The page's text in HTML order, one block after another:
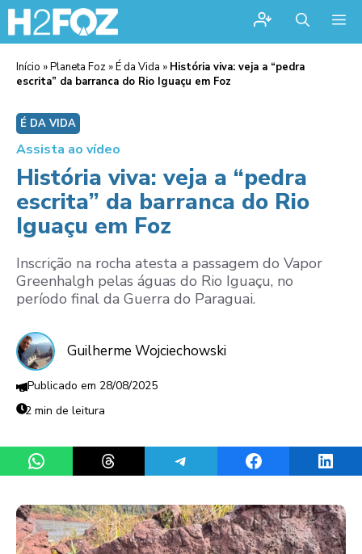
Início »Planeta Foz »É da Vida » História viva: veja a “pedra
escrita” da barranca do Rio Iguaçu em Foz
É DA VIDA
Assista ao vídeo
História viva: veja a “pedra
escrita” da barranca do Rio
Iguaçu em Foz
Inscrição na rocha atesta a passagem do Vapor
Greenhalgh pelas águas do Rio Iguaçu, no
período final da Guerra do Paraguai.
Guilherme Wojciechowski
28/08/2025
2 min de leitura
Share on WhatsAppShare on ThreadsShare on TelegramShare on Facebook